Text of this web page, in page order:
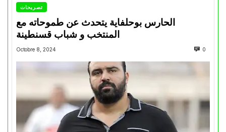
تصريحات
الحارس بوحلفاية يتحدث عن طموحاته مع
المنتخب و شباب قسنطينة
Octobre 8, 2024 0